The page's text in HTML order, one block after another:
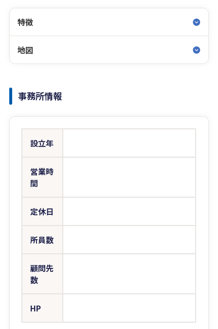
特徴
地図
事務所情報
設立年
営業時
間
定休日
所員数
顧問先
数
HP